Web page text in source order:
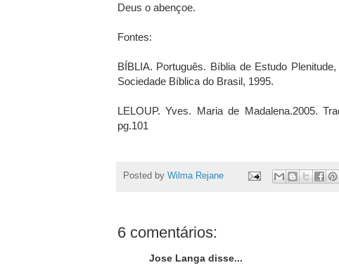
Deus o abençoe.
Fontes:
BÍBLIA. Português. Bíblia de Estudo
Sociedade Bíblica do Brasil, 1995.
LELOUP. Yves. Maria de Madalena.2005.
pg.101
Posted by Wilma Rejane
6 comentários:
Jose Langa disse...